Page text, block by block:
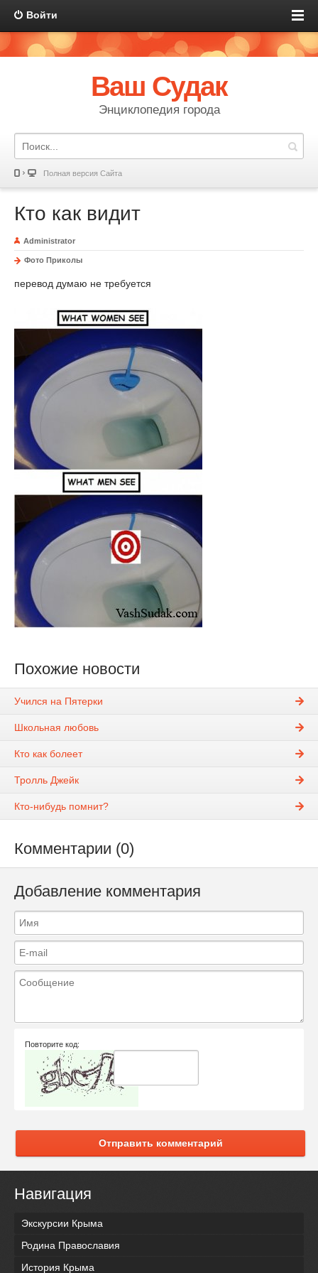
Войти
Ваш Судак
Энциклопедия города
Полная версия Сайта
Кто как видит
Administrator
Фото Приколы
перевод думаю не требуется
Похожие новости
Учился на Пятерки
Школьная любовь
Кто как болеет
Тролль Джейк
Кто-нибудь помнит?
Комментарии (0)
Добавление комментария
Повторите код:
Отправить комментарий
Навигация
Экскурсии Крыма
Родина Православия
История Крыма